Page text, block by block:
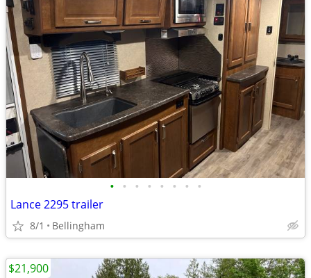
• • • • • • • •
Lance 2295 trailer
8/1 Bellingham
$21,900